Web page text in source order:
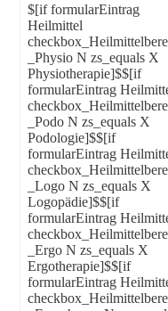
$[if formularEintrag
Heilmittel
_Physio N zs_equals X
Physiotherapie]$$[if
formularEintrag
_Podo N zs_equals X
Podologie]$$[if
formularEintrag
_Logo N zs_equals X
Logopädie]$$[if
formularEintrag
_Ergo N zs_equals X
Ergotherapie]$$[if
formularEintrag